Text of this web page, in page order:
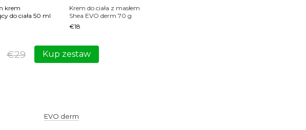
krem
do ciała 50 ml
Krem do ciała z masłem
Shea EVO derm 70 g
€18
€29 Kup zestaw
EVO derm